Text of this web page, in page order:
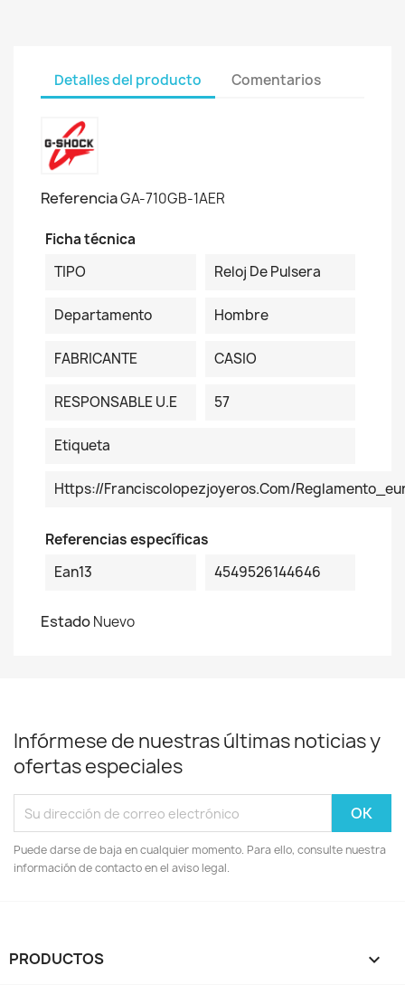
Detalles del producto Comentarios
ReferenciaGA-710GB-1AER
Ficha técnica
TIPO
Reloj De Pulsera
Departamento Hombre
FABRICANTE CASIO
RESPONSABLE U.E 57
Etiqueta
Https://franciscolopezjoyeros.com/
Referencias específicas
Ean13
4549526144646
EstadoNuevo
Infórmese de nuestras últimas noticias y
ofertas especiales
Puede darse de baja en cualquier momento. Para ello, consulte nuestra
información de contacto en el aviso legal.
PRODUCTOS 